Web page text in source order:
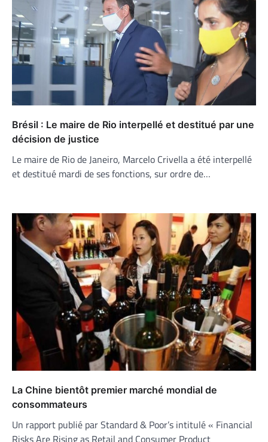
Brésil : Le maire de Rio interpellé et destitué par une
décision de justice
Le maire de Rio de Janeiro, Marcelo Crivella a été interpellé
et destitué mardi de ses fonctions, sur ordre de…
La Chine bientôt premier marché mondial de
consommateurs
Un rapport publié par Standard & Poor’s intitulé « Financial